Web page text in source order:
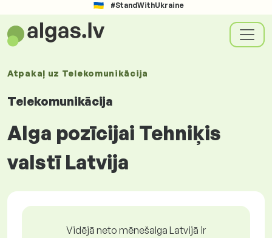
#StandWithUkraine
Atpakaļ uz Telekomunikācija
Telekomunikācija
Alga pozīcijai Tehniķis
valstī Latvija
Vidējā neto mēnešalga Latvijā ir